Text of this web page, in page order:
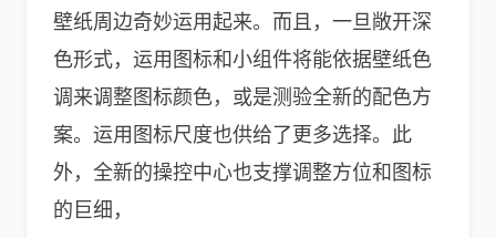
壁纸周边奇妙运用起来。而且，一旦敞开深
色形式，运用图标和小组件将能依据壁纸色
调来调整图标颜色，或是测验全新的配色方
案。运用图标尺度也供给了更多选择。此
外，全新的操控中心也支撑调整方位和图标
的巨细，